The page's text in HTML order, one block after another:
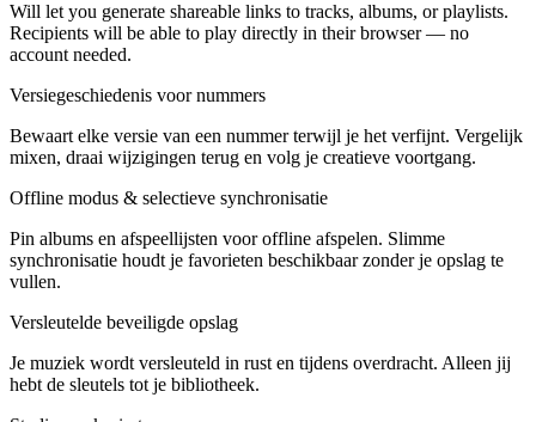
Will let you generate shareable links to tracks, albums, or playlists.
Recipients will be able to play directly in their browser — no
account needed.
Versiegeschiedenis voor nummers
Bewaart elke versie van een nummer terwijl je het verfijnt. Vergelijk
mixen, draai wijzigingen terug en volg je creatieve voortgang.
Offline modus & selectieve synchronisatie
Pin albums en afspeellijsten voor offline afspelen. Slimme
synchronisatie houdt je favorieten beschikbaar zonder je opslag te
vullen.
Versleutelde beveiligde opslag
Je muziek wordt versleuteld in rust en tijdens overdracht. Alleen jij
hebt de sleutels tot je bibliotheek.